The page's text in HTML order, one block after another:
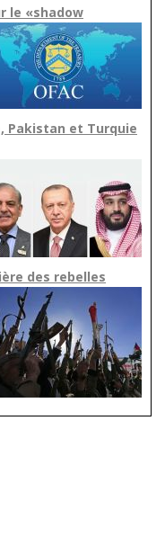
le «shadow
Pakistan et Turquie
des rebelles